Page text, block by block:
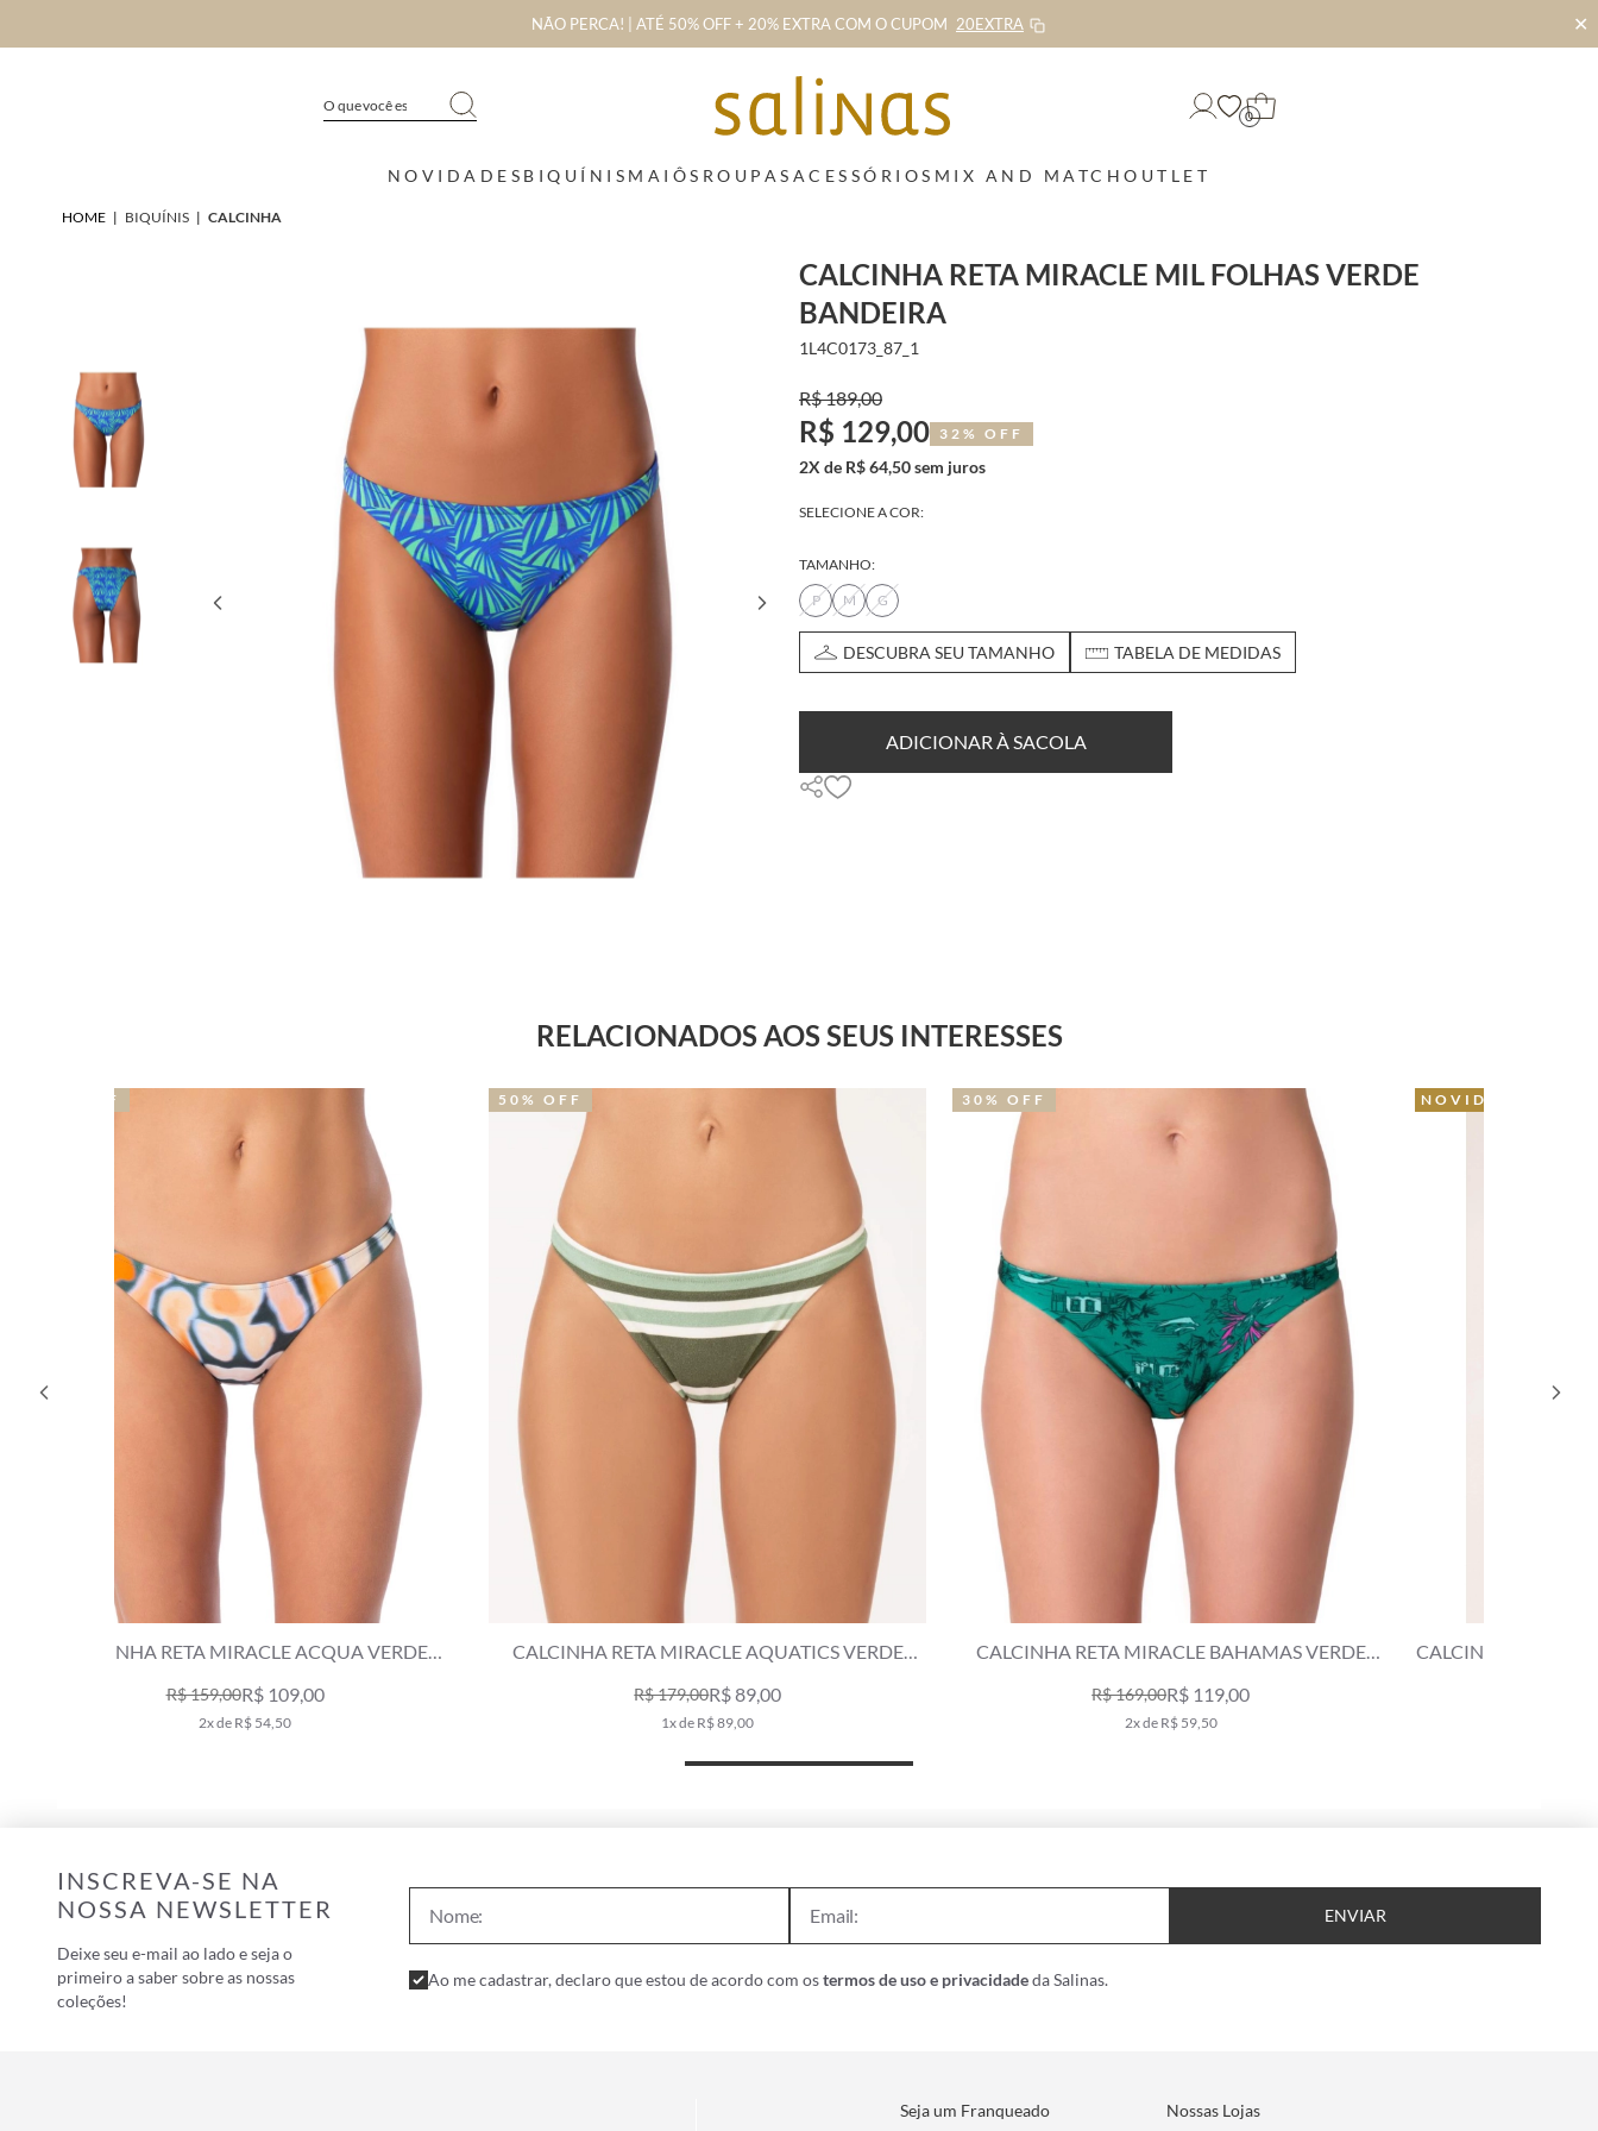
NÃO PERCA! | ATÉ 50% OFF + 20% EXTRA COM O CUPOM 20EXTRA ✕
0
NOVIDADES BIQUÍNIS MAIÔS ROUPAS ACESSÓRIOS MIX AND MATCHOUTLET
HOME | BIQUÍNIS | CALCINHA
CALCINHA RETA MIRACLE MIL FOLHAS VERDE
BANDEIRA
1L4C0173_87_1
R$ 189,00
R$ 129,00 32% OFF
2X de R$ 64,50 sem juros
SELECIONE A COR:
TAMANHO:
P
M G
DESCUBRA SEU TAMANHO TABELA DE MEDIDAS
ADICIONAR À SACOLA
RELACIONADOS AOS SEUS INTERESSES
CALCINHA RETA MIRACLE AQUATICS VERDE
R$ 179,00
1x de R$ 89,00
CALCINHA RETA MIRACLE BAHAMAS VERDE
R$ 169,00
2x de R$ 59,50
CALCINHA RETA MIRACLE MIDI AIR SENSE VERDE
R$ 239,00
4x de R$ 59,75
INSCREVA-SE NA
NOSSA NEWSLETTER
Deixe seu e-mail ao lado e seja o
primeiro a saber sobre as nossas
coleções!
ENVIAR
Ao me cadastrar, declaro que estou de acordo com ostermos de uso e privacidadeda Salinas.
Seja um Franqueado Nossas Lojas